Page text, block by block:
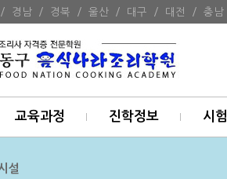
/ 경남 / 경북 / 울산 / 대구 / 대전 / 충남
교육과정 진학정보 시
설